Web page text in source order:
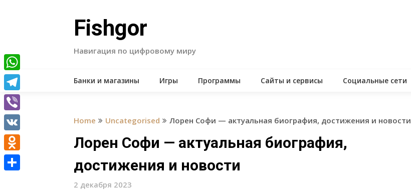
Fishgor
Навигация по цифровому миру
Банки и магазины Игры Программы Сайты и сервисы Социальные сети
Home Uncategorised Лорен Софи — актуальная биография, достижения и новости
Лорен Софи — актуальная биография,
достижения и новости
2 декабря 2023
WhatsApp
Telegram
Viber
VK
Odnoklassniki